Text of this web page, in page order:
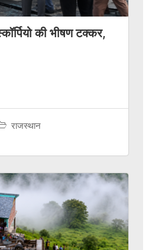
की भीषण टक्कर,
राजस्थान